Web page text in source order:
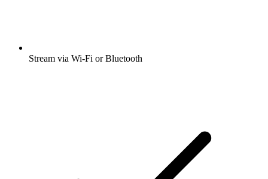
Stream via Wi-Fi or Bluetooth